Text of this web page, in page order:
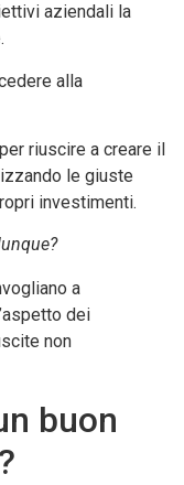
aziendali la
alla
riuscire a creare il
le giuste
investimenti.
a
dei
non
buon